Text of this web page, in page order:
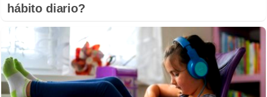
hábito diario?